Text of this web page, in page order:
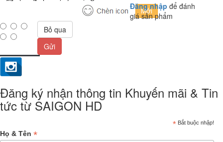
Đăng nhập để đánh
giá sản phẩm
Bỏ qua
Gửi
Đăng ký nhận thông tin Khuyến mãi & Tin
tức từ SAIGON HD
* Bắt buộc nhập!
Họ & Tên *